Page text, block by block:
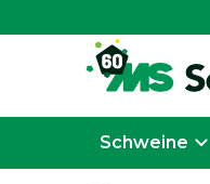
Schweine